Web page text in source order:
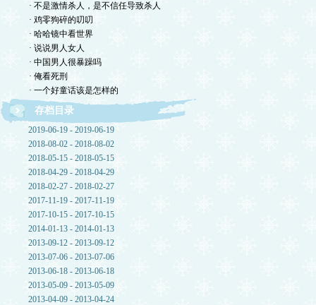
· 不是激情杀人，是不信任导致杀人
· 鸡零狗碎的叨叨
· 哈哈镜中看世界
· 说说男人女人
· 中国男人很暴躁吗
· 俺看死刑
· 一个好童话该是怎样的
存档目录
2019-06-19 - 2019-06-19
2018-08-02 - 2018-08-02
2018-05-15 - 2018-05-15
2018-04-29 - 2018-04-29
2018-02-27 - 2018-02-27
2017-11-19 - 2017-11-19
2017-10-15 - 2017-10-15
2014-01-13 - 2014-01-13
2013-09-12 - 2013-09-12
2013-07-06 - 2013-07-06
2013-06-18 - 2013-06-18
2013-05-09 - 2013-05-09
2013-04-09 - 2013-04-24